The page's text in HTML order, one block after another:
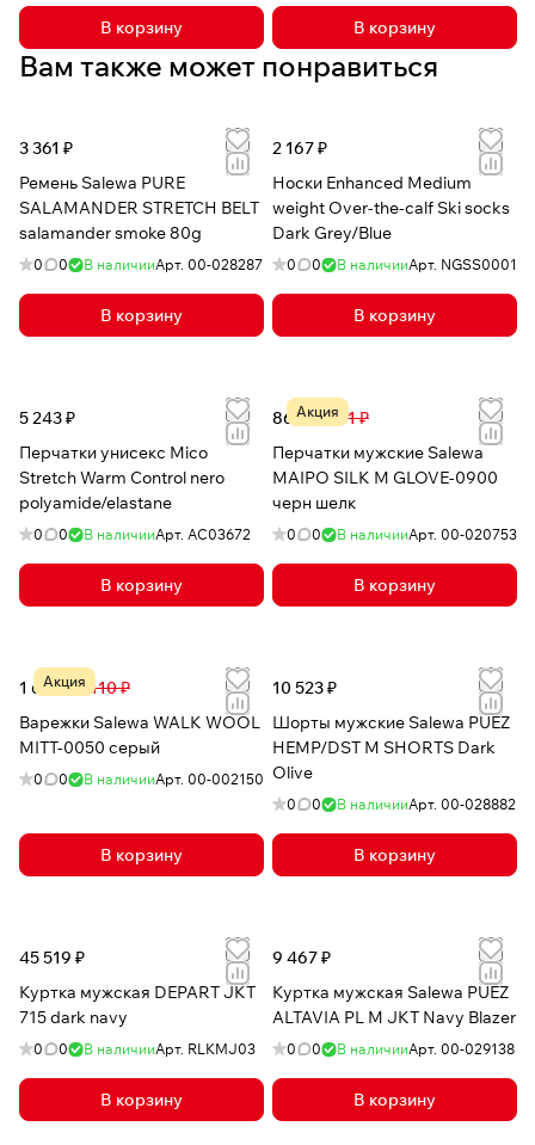
В корзину В корзину
Вам также может понравиться
3 361 ₽
Ремень Salewa PURE
SALAMANDER STRETCH BELT
salamander smoke 80g
0 0 В наличииАрт. 00-028287
В корзину
2 167 ₽
Носки Enhanced Medium
weight Over-the-calf Ski socks
Dark Grey/Blue
0 0 В наличииАрт. NGSS0001
В корзину
5 243 ₽
Перчатки унисекс Mico
Stretch Warm Control nero
polyamide/elastane
0 0 В наличииАрт. AC03672
В корзину
Акция
861 ₽3 061 ₽
Перчатки мужские Salewa
MAIPO SILK M GLOVE-0900
черн шелк
0 0 В наличииАрт. 00-020753
В корзину
Акция
1 646 ₽5 110 ₽
Варежки Salewa WALK WOOL
MITT-0050 серый
0 0 В наличииАрт. 00-002150
В корзину
10 523 ₽
Шорты мужские Salewa PUEZ
HEMP/DST M SHORTS Dark
Olive
0 0 В наличииАрт. 00-028882
В корзину
45 519 ₽
Куртка мужская DEPART JKT
715 dark navy
0 0 В наличииАрт. RLKMJ03
В корзину
9 467 ₽
Куртка мужская Salewa PUEZ
ALTAVIA PL M JKT Navy Blazer
0 0 В наличииАрт. 00-029138
В корзину